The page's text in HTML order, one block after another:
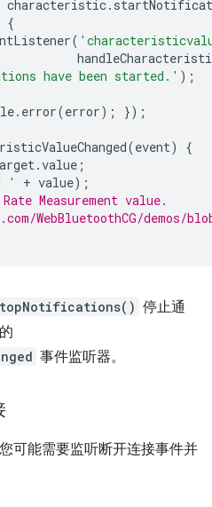
characteristic.
{
(
have been started.' );
. error(error); });
(event)
{
.value ;
' + value);
Measurement value.
WebBluetoothCG/demos/
停止通
事件监听器。
可能需要监听断开连接事件并